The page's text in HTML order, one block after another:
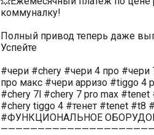
коммуналку!
Полный привод теперь даже
Успейте
#чери #chery #чери 4 про #чери
про макс #чери арризо #tiggo 4
#chery 7l #chery 7 pro max #tenet
#chery tiggo 4 #тенет #tenet #t8
#ФУНКЦИОНАЛЬНОЕ